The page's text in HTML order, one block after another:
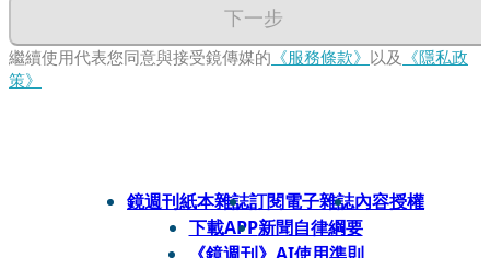
下一步
繼續使用代表您同意與接受鏡傳媒的 《服務條款》 以及 《隱私政
策》
鏡週刊紙本雜誌訂閱電子雜誌內容授權
下載APP新聞自律綱要